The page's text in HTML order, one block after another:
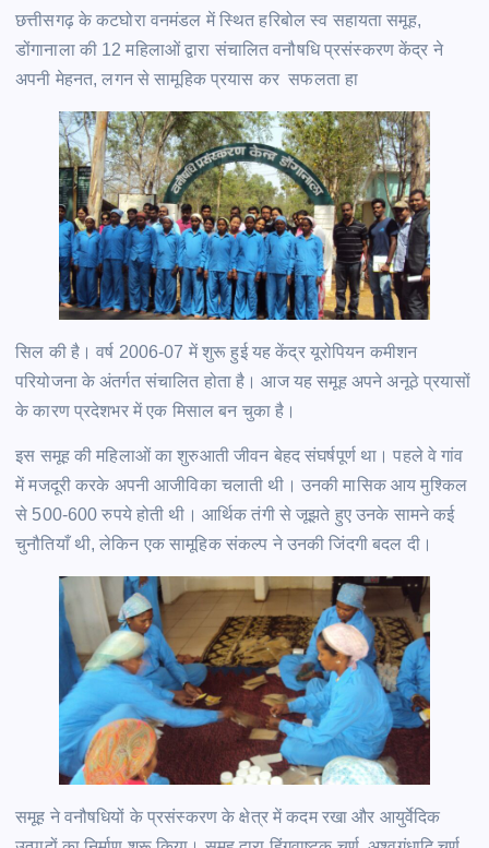
छत्तीसगढ़ के कटघोरा वनमंडल में स्थित हरिबोल स्व सहायता समूह,
डोंगानाला की 12 महिलाओं द्वारा संचालित वनौषधि प्रसंस्करण केंद्र ने
अपनी मेहनत, लगन से सामूहिक प्रयास कर सफलता हा
सिल की है। वर्ष 2006-07 में शुरू हुई यह केंद्र यूरोपियन कमीशन
परियोजना के अंतर्गत संचालित होता है। आज यह समूह अपने अनूठे प्रयासों
के कारण प्रदेशभर में एक मिसाल बन चुका है।
इस समूह की महिलाओं का शुरुआती जीवन बेहद संघर्षपूर्ण था। पहले वे गांव
में मजदूरी करके अपनी आजीविका चलाती थी। उनकी मासिक आय मुश्किल
से 500-600 रुपये होती थी। आर्थिक तंगी से जूझते हुए उनके सामने कई
चुनौतियाँ थी, लेकिन एक सामूहिक संकल्प ने उनकी जिंदगी बदल दी।
समूह ने वनौषधियों के प्रसंस्करण के क्षेत्र में कदम रखा और आयुर्वेदिक